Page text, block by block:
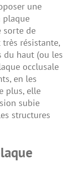
une
plaque
sorte de
résistante,
du haut (ou les
occlusale
en les
plus, elle
subie
structures